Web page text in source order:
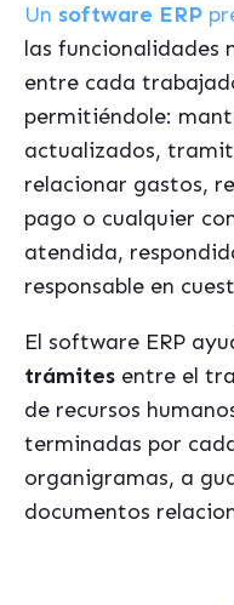
Un software ERP
las funcionalidades
entre cada
permitiéndole:
actualizados,
relacionar gastos,
pago o cualquier
atendida,
responsable en
El software ERP
trámites entre el
de recursos
terminadas por
organigramas, a
documentos